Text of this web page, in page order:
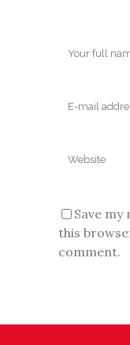
Save my
this
comment.